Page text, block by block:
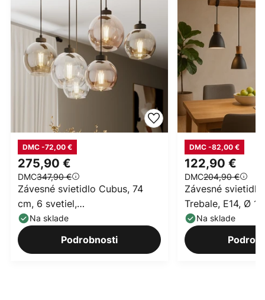
275,90 €
DMC347,90 €
DMC -72,00 €
Závesné svietidlo Cubus, 74
cm, 6 svetiel,
číre/medové/hnedé, sklo
Na sklade
Podrobnosti
122,90 €
DMC204,90 €
DMC -82,00 €
Závesné
Trebale, E14, Ø
drevoNa sklade